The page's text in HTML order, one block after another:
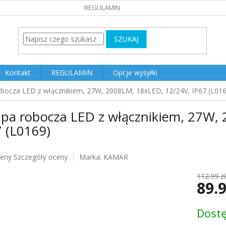
REGULAMIN
SZUKAJ
Kontakt REGULAMIN
Opcje wysyłki
LED z włącznikiem, 27W, 2008LM, 18xLED, 12/24V, IP67
robocza LED z włącznikiem,
(L0169)
Szczegóły oceny Marka: KAMAR
112.99 zł